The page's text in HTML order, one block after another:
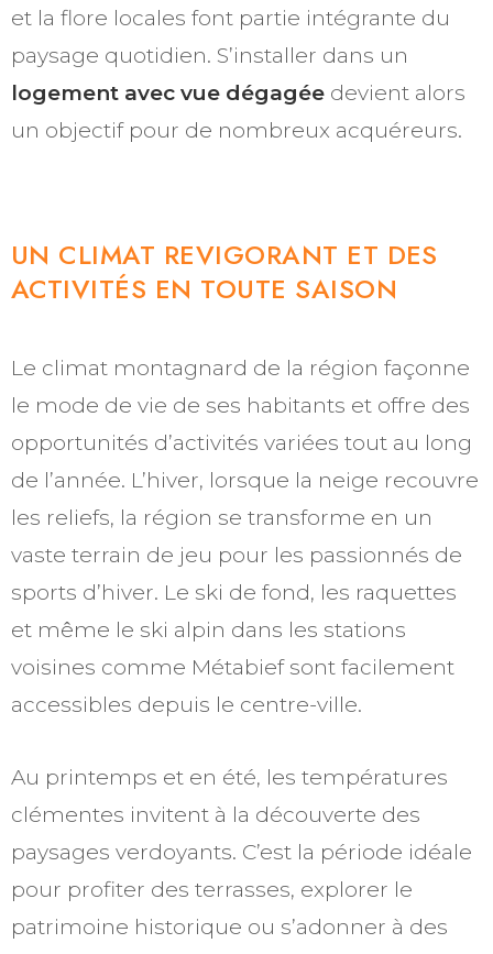
et la flore locales font partie intégrante du
paysage quotidien. S’installer dans un
logement avec vue dégagée devient alors
un objectif pour de nombreux acquéreurs.
UN CLIMAT REVIGORANT ET DES
ACTIVITÉS EN TOUTE SAISON
Le climat montagnard de la région façonne
le mode de vie de ses habitants et offre des
opportunités d’activités variées tout au long
de l’année. L’hiver, lorsque la neige recouvre
les reliefs, la région se transforme en un
vaste terrain de jeu pour les passionnés de
sports d’hiver. Le ski de fond, les raquettes
et même le ski alpin dans les stations
voisines comme Métabief sont facilement
accessibles depuis le centre-ville.
Au printemps et en été, les températures
clémentes invitent à la découverte des
paysages verdoyants. C’est la période idéale
pour profiter des terrasses, explorer le
patrimoine historique ou s’adonner à des